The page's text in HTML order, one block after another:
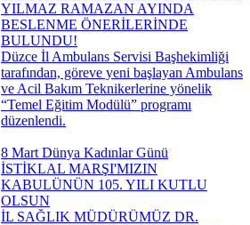
YILMAZ RAMAZAN AYINDA
BESLENME ÖNERİLERİNDE
BULUNDU!
Düzce İl Ambulans Servisi Başhekimliği
tarafından, göreve yeni başlayan Ambulans
ve Acil Bakım Teknikerlerine yönelik
“Temel Eğitim Modülü” programı
düzenlendi.
8 Mart Dünya Kadınlar Günü
İSTİKLAL MARŞI'MIZIN
KABULÜNÜN 105. YILI KUTLU
OLSUN
İL SAĞLIK MÜDÜRÜMÜZ DR.